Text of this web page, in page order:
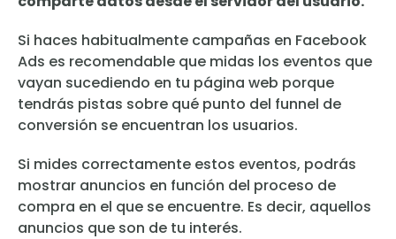
Si haces habitualmente campañas en Facebook
Ads es recomendable que midas los eventos que
vayan sucediendo en tu página web porque
tendrás pistas sobre qué punto del funnel de
conversión se encuentran los usuarios.
Si mides correctamente estos eventos, podrás
mostrar anuncios en función del proceso de
compra en el que se encuentre. Es decir, aquellos
anuncios que son de tu interés.